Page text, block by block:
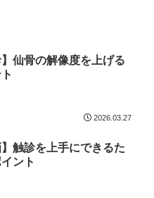
】仙骨の解像度を上げる
2026.03.27
】触診を上手にできるた
ント